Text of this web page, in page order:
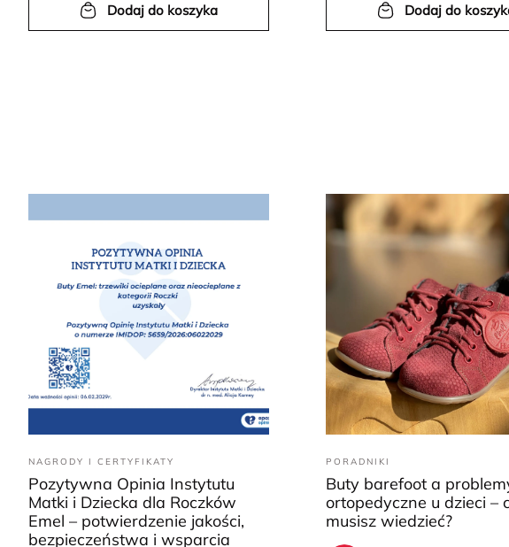
Dodaj do koszyka Dodaj do
NAGRODY I CERTYFIKATY
Pozytywna Opinia Instytutu
Matki i Dziecka dla Roczków
Emel – potwierdzenie jakości,
bezpieczeństwa i wsparcia
PORADNIKI
Buty barefoot a
ortopedyczne u dzieci –
musisz wiedzieć?